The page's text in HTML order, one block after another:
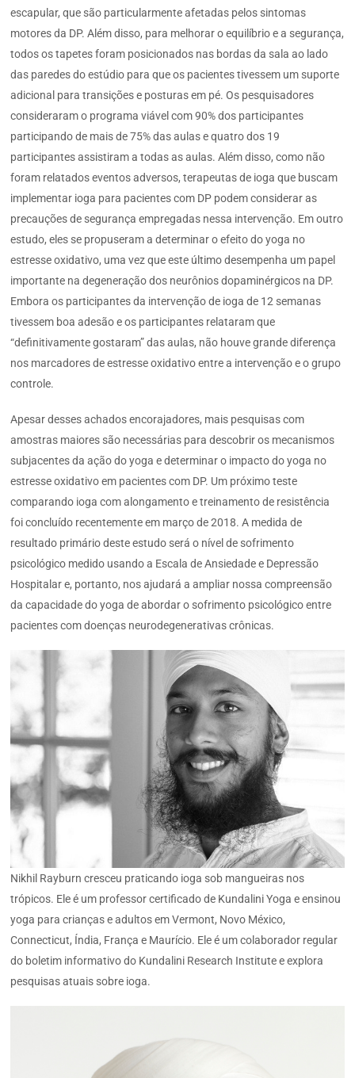
escapular, que são particularmente afetadas pelos sintomas
motores da DP. Além disso, para melhorar o equilíbrio e a segurança,
todos os tapetes foram posicionados nas bordas da sala ao lado
das paredes do estúdio para que os pacientes tivessem um suporte
adicional para transições e posturas em pé. Os pesquisadores
consideraram o programa viável com 90% dos participantes
participando de mais de 75% das aulas e quatro dos 19
participantes assistiram a todas as aulas. Além disso, como não
foram relatados eventos adversos, terapeutas de ioga que buscam
implementar ioga para pacientes com DP podem considerar as
precauções de segurança empregadas nessa intervenção. Em outro
estudo, eles se propuseram a determinar o efeito do yoga no
estresse oxidativo, uma vez que este último desempenha um papel
importante na degeneração dos neurônios dopaminérgicos na DP.
Embora os participantes da intervenção de ioga de 12 semanas
tivessem boa adesão e os participantes relataram que
“definitivamente gostaram” das aulas, não houve grande diferença
nos marcadores de estresse oxidativo entre a intervenção e o grupo
controle.
Apesar desses achados encorajadores, mais pesquisas com
amostras maiores são necessárias para descobrir os mecanismos
subjacentes da ação do yoga e determinar o impacto do yoga no
estresse oxidativo em pacientes com DP. Um próximo teste
comparando ioga com alongamento e treinamento de resistência
foi concluído recentemente em março de 2018. A medida de
resultado primário deste estudo será o nível de sofrimento
psicológico medido usando a Escala de Ansiedade e Depressão
Hospitalar e, portanto, nos ajudará a ampliar nossa compreensão
da capacidade do yoga de abordar o sofrimento psicológico entre
pacientes com doenças neurodegenerativas crônicas.
Nikhil Rayburn cresceu praticando ioga sob mangueiras nos
trópicos. Ele é um professor certificado de Kundalini Yoga e ensinou
yoga para crianças e adultos em Vermont, Novo México,
Connecticut, Índia, França e Maurício. Ele é um colaborador regular
do boletim informativo do Kundalini Research Institute e explora
pesquisas atuais sobre ioga.